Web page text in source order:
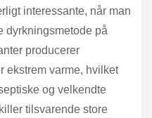
interessante, når man
dyrkningsmetode på
producerer
ekstrem varme, hvilket
og velkendte
tilsvarende store